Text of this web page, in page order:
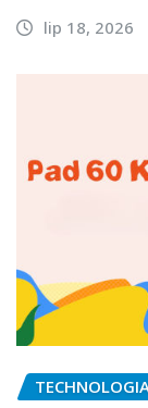
lip 18, 2026